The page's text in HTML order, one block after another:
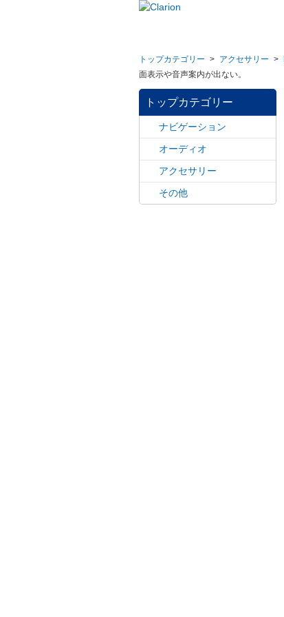
トップカテゴリー > アクセサリー >
面表示や音声案内が出ない。
トップカテゴリー
ナビゲーション
オーディオ
アクセサリー
その他